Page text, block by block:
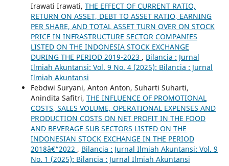
Irawati Irawati, THE EFFECT OF CURRENT RATIO,
RETURN ON ASSET, DEBT TO ASSET RATIO, EARNING
PER SHARE, AND TOTAL ASSET TURN OVER ON STOCK
PRICE IN INFRASTRUCTURE SECTOR COMPANIES
LISTED ON THE INDONESIA STOCK EXCHANGE
DURING THE PERIOD 2019-2023 , Bilancia : Jurnal
Ilmiah Akuntansi: Vol. 9 No. 4 (2025): Bilancia : Jurnal
Ilmiah Akuntansi
Febdwi Suryani, Anton Anton, Suharti Suharti,
Anindita Safitri, THE INFLUENCE OF PROMOTIONAL
COSTS, SALES VOLUME, OPERATIONAL EXPENSES AND
PRODUCTION COSTS ON NET PROFIT IN THE FOOD
AND BEVERAGE SUB SECTORS LISTED ON THE
INDONESIAN STOCK EXCHANGE IN THE PERIOD
2018â€“2022 , Bilancia : Jurnal Ilmiah Akuntansi: Vol. 9
No. 1 (2025): Bilancia : Jurnal Ilmiah Akuntansi